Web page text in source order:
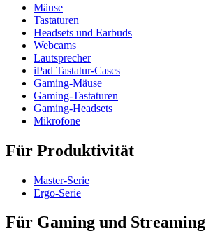
Mäuse
Tastaturen
Headsets und Earbuds
Webcams
Lautsprecher
iPad Tastatur-Cases
Gaming-Mäuse
Gaming-Tastaturen
Gaming-Headsets
Mikrofone
Für Produktivität
Master-Serie
Ergo-Serie
Für Gaming und Streaming